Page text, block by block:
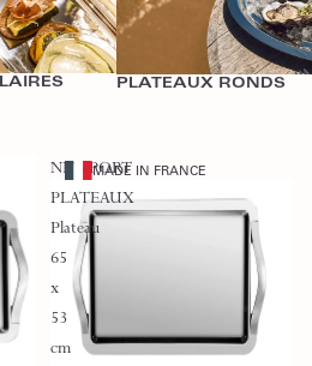
PLATEAUX RONDS
NEWPORT
PLATEAUX
Plateau
65
x
53
cm
MADE IN FRANCE